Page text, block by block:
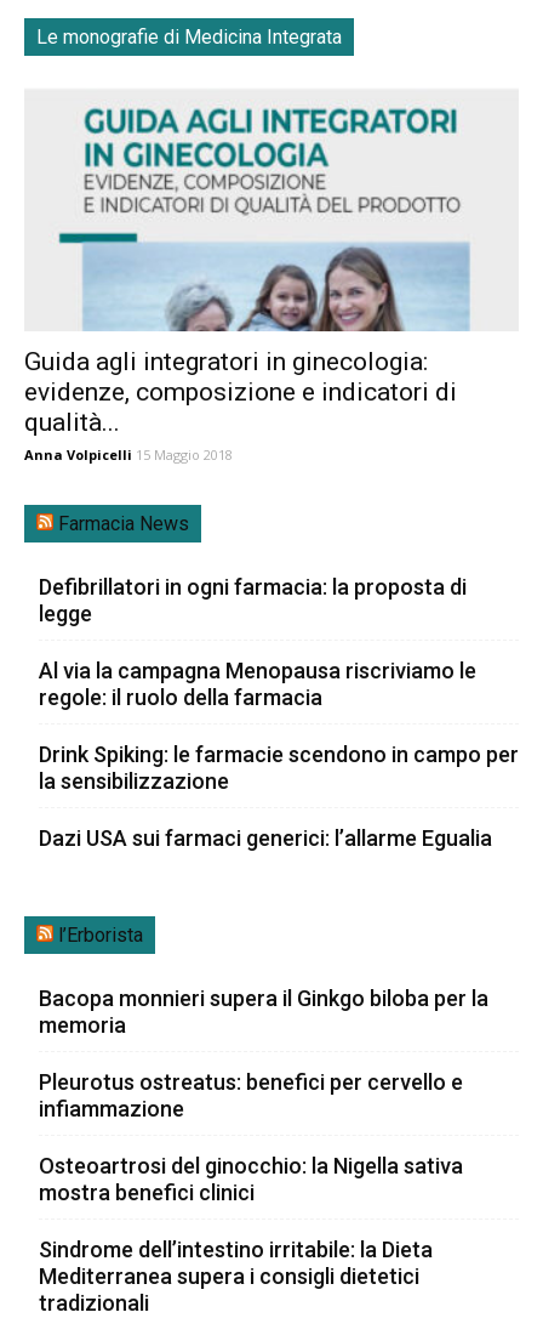
Le monografie di Medicina Integrata
Guida agli integratori in ginecologia:
evidenze, composizione e indicatori di
qualità...
Anna Volpicelli 15 Maggio 2018
Farmacia News
Defibrillatori in ogni farmacia: la proposta di
legge
Al via la campagna Menopausa riscriviamo le
regole: il ruolo della farmacia
Drink Spiking: le farmacie scendono in campo per
la sensibilizzazione
Dazi USA sui farmaci generici: l’allarme Egualia
l’Erborista
Bacopa monnieri supera il Ginkgo biloba per la
memoria
Pleurotus ostreatus: benefici per cervello e
infiammazione
Osteoartrosi del ginocchio: la Nigella sativa
mostra benefici clinici
Sindrome dell’intestino irritabile: la Dieta
Mediterranea supera i consigli dietetici
tradizionali